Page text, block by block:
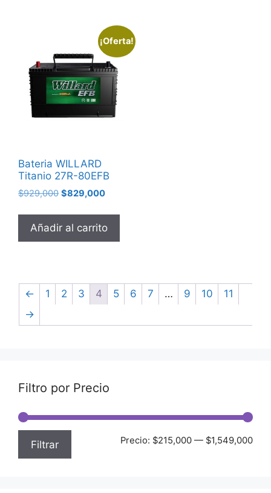
¡Oferta!
Bateria WILLARD
Titanio 27R-80EFB
$929,000 $829,000
Añadir al carrito
← 1 2 3 4 5 6 7 … 9 10
11
→
Filtro por Precio
Filtrar Precio: $215,000 — $1,549,000